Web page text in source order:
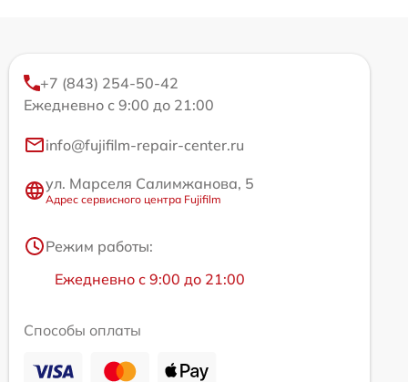
+7 (843) 254-50-42
Ежедневно с 9:00 до 21:00
info@fujifilm-repair-center.ru
ул. Марселя Салимжанова, 5
Адрес сервисного центра Fujifilm
Режим работы:
Ежедневно с 9:00 до 21:00
Способы оплаты